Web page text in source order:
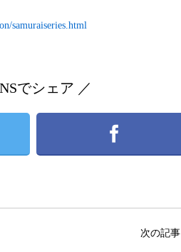
samuraiseries.html
でシェア ／
次の記